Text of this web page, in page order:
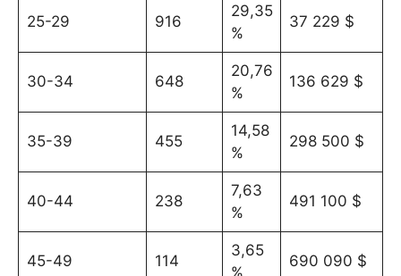
25-29 916
29,35
%
37 229 $
30-34 648
20,76
%
136 629 $
35-39 455
14,58
%
298 500 $
40-44 238
7,63
%
491 100 $
45-49 114
3,65
%
690 090 $